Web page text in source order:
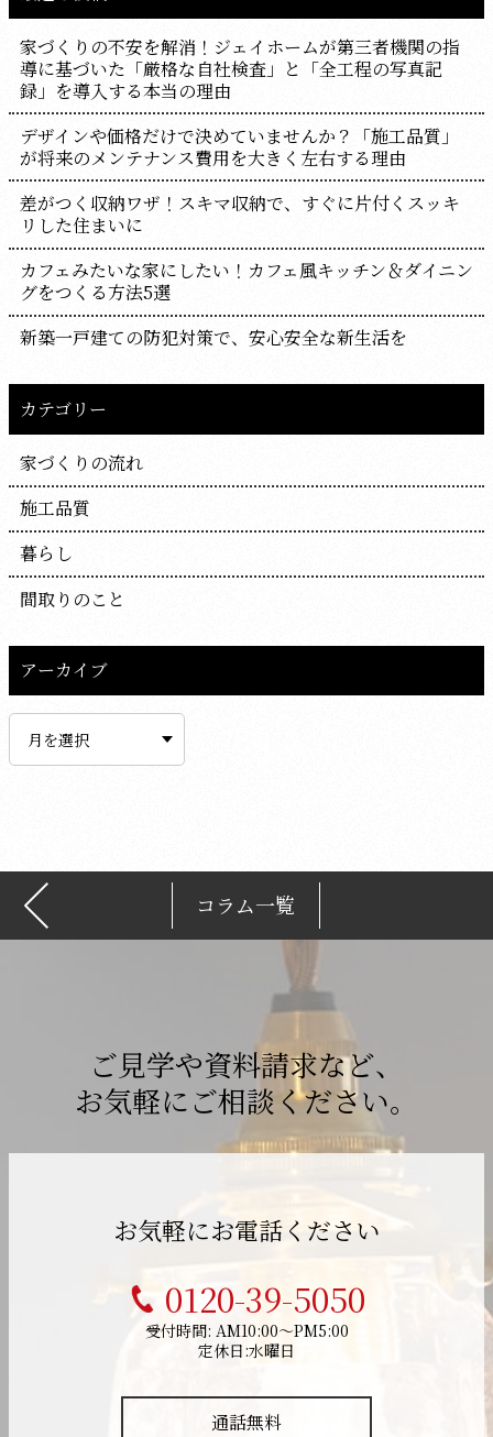
家づくりの不安を解消！ジェイホームが第三者機関の指
導に基づいた「厳格な自社検査」と「全工程の写真記
録」を導入する本当の理由
デザインや価格だけで決めていませんか？「施工品質」
が将来のメンテナンス費用を大きく左右する理由
差がつく収納ワザ！スキマ収納で、すぐに片付くスッキ
リした住まいに
カフェみたいな家にしたい！カフェ風キッチン＆ダイニン
グをつくる方法5選
新築一戸建ての防犯対策で、安心安全な新生活を
カテゴリー
家づくりの流れ
施工品質
暮らし
間取りのこと
アーカイブ
イ
コラム一覧
ご見学や資料請求など、
お気軽にご相談ください。
お気軽にお電話ください
0120-39-5050
受付時間: AM10:00～PM5:00
定休日:水曜日
通話無料